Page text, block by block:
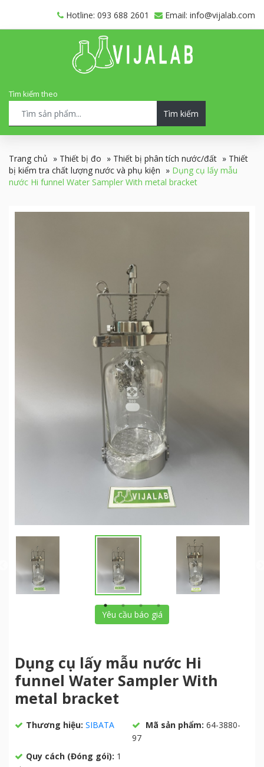
Hotline: 093 688 2601 Email: info@vijalab.com
Tìm kiếm theo
Tìm kiếm
Trang chủ » Thiết bị đo » Thiết bị phân tích nước/đất » Thiết
bị kiểm tra chất lượng nước và phụ kiện » Dụng cụ lấy mẫu
nước Hi funnel Water Sampler With metal bracket
Yêu cầu báo giá
Dụng cụ lấy mẫu nước Hi
funnel Water Sampler With
metal bracket
Thương hiệu: SIBATA Mã sản phẩm: 64-3880-
97
Quy cách (Đóng gói): 1